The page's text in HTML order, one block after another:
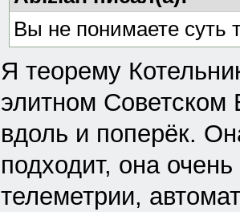
Вы не понимаете суть
Я теорему
элитном Советском
вдоль и поперёк.
подходит, она
телеметрии,